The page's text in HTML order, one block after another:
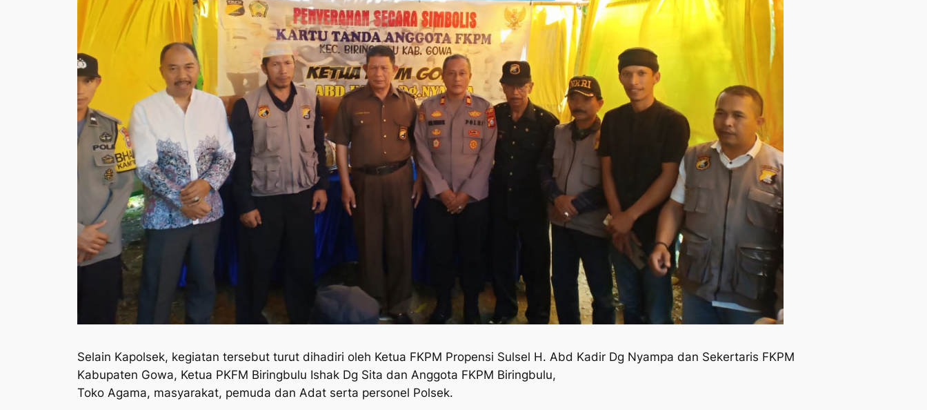
Selain Kapolsek, kegiatan tersebut turut dihadiri oleh Ketua FKPM Propensi Sulsel H. Abd Kadir Dg Nyampa dan Sekertaris FKPM
Kabupaten Gowa, Ketua PKFM Biringbulu Ishak Dg Sita dan Anggota FKPM Biringbulu,
Toko Agama, masyarakat, pemuda dan Adat serta personel Polsek.